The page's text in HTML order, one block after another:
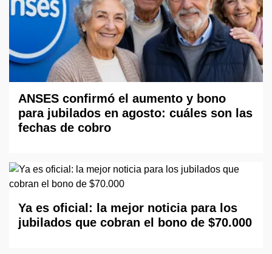
ANSES confirmó el aumento y bono
para jubilados en agosto: cuáles son las
fechas de cobro
Ya es oficial: la mejor noticia para los
jubilados que cobran el bono de $70.000